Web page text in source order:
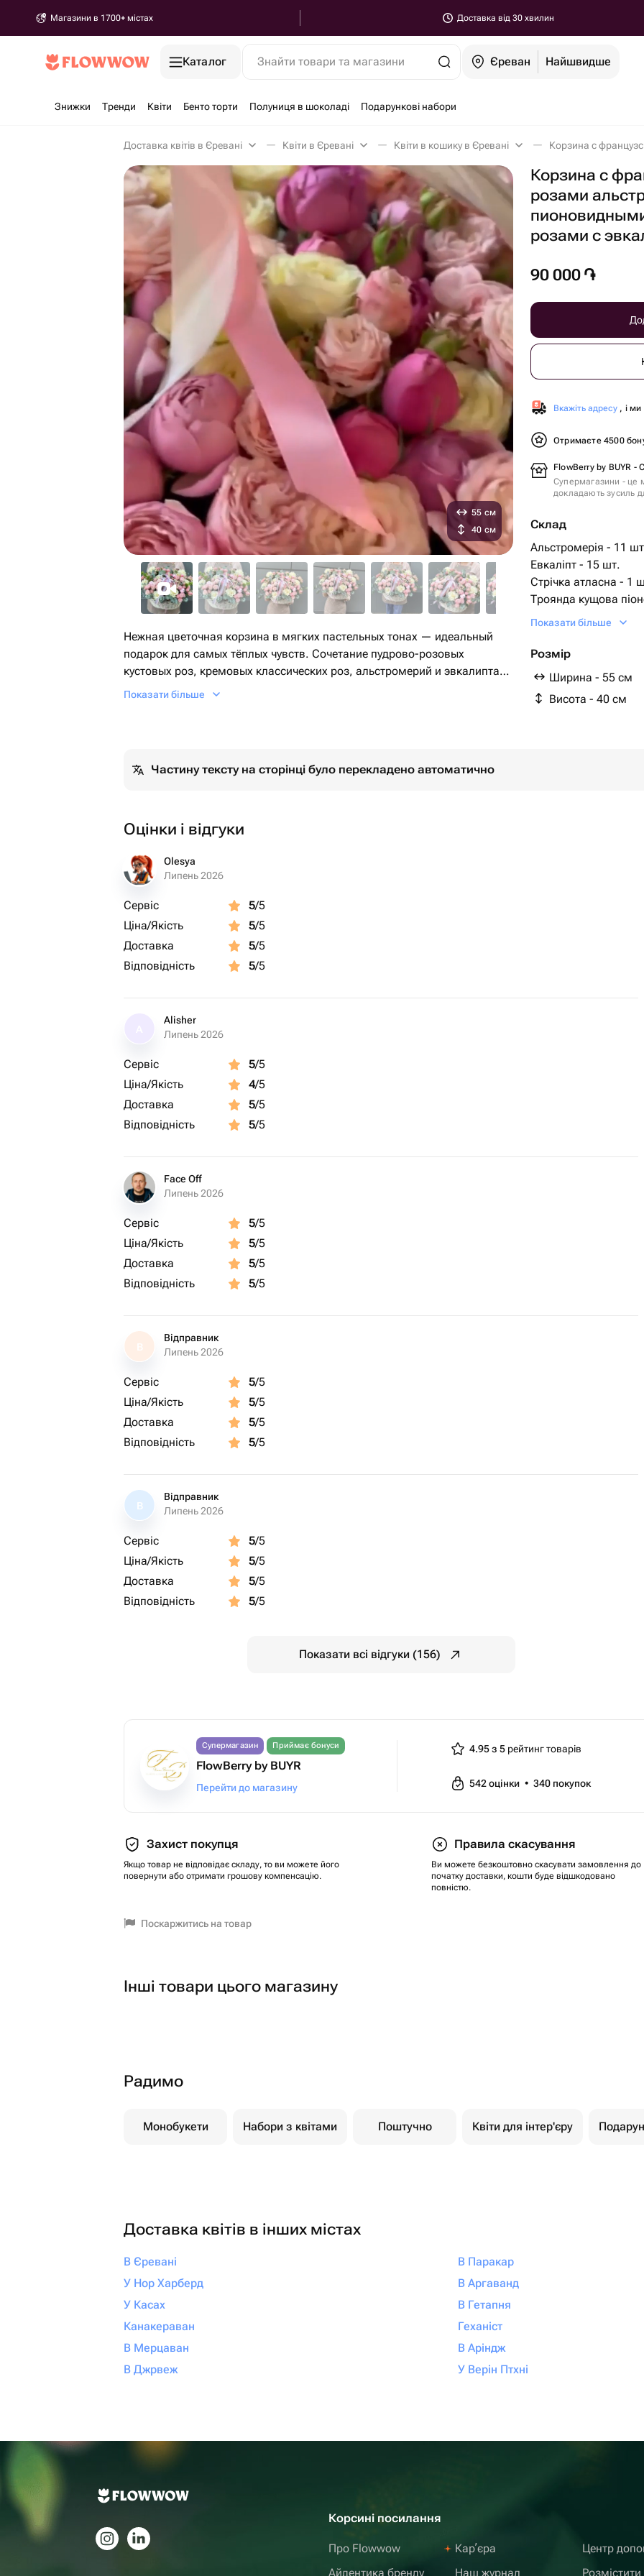
Магазини в 1700+ містах Доставка від 30 хвилин
Каталог Знайти товари та магазини Єреван Найшвидше
Знижки Тренди Квіти Бенто торти Полуниця в шоколаді Подарункові набори
Доставка квітів в Єревані Квіти в Єревані Квіти в кошику в Єревані
Корзина с
розами
розами с
90 000 ֏
Вкажіть адресу , і ми
Отримаєте 4500
FlowBerry by BUYR -
Супермагазини - це
докладають зусиль
Склад
Альстромерія - 11
Евкаліпт - 15 шт.
Стрічка атласна - 1
Троянда кущова
Корзина плетена - 1
Оазис флористичний
Показати більше
Розмір
Ширина - 55 см
Висота - 40 см
55 см
40 см
Нежная цветочная корзина в мягких пастельных тонах — идеальный
подарок для самых тёплых чувств. Сочетание пудрово-розовых
кустовых роз, кремовых классических роз, альстромерий и эвкалипта
создаёт лёгкое, воздушное настроение. Украшена лентами и хлопком,
Показати більше
Частину тексту на сторінці було перекладено автоматично
Оцінки і відгуки
Olesya
Липень 2026
Сервіс 5/5
Ціна/Якість
5/5
Доставка
5/5
Відповідність
5/5
Alisher
Липень 2026
Сервіс 5/5
Ціна/Якість
4/5
Доставка
5/5
Відповідність
5/5
Face Off
Липень 2026
Сервіс 5/5
Ціна/Якість
5/5
Доставка
5/5
Відповідність
5/5
В
Відправник
Липень 2026
Сервіс 5/5
Ціна/Якість
5/5
Доставка
5/5
Відповідність
5/5
В
Відправник
Липень 2026
Сервіс 5/5
Ціна/Якість
5/5
Доставка
5/5
Відповідність
5/5
Показати всі відгуки (156)
Супермагазин Приймає бонуси
FlowBerry by BUYR
Перейти до магазину
4.95 з 5 рейтинг товарів
542оцінки • 340 покупок
Захист покупця
Якщо товар не відповідає складу, то ви можете його
повернути або отримати грошову компенсацію.
Правила скасування
Ви можете безкоштовно скасувати замовлення до
початку доставки, кошти буде відшкодовано
повністю.
Поскаржитись на товар
Інші товари цього магазину
Радимо
Монобукети Набори з квітами Поштучно Квіти для інтер'єру
Доставка квітів в інших містах
В Єревані
У Нор Харберд
У Касах
Канакераван
В Мерцаван
В Джрвеж
В Паракар
В Аргаванд
В Гетапня
Геханіст
В Аріндж
У Верін Птхні
Корсині посилання
Про Flowwow
Айдентика бренду
Карʼєра
Наш журнал
Центр